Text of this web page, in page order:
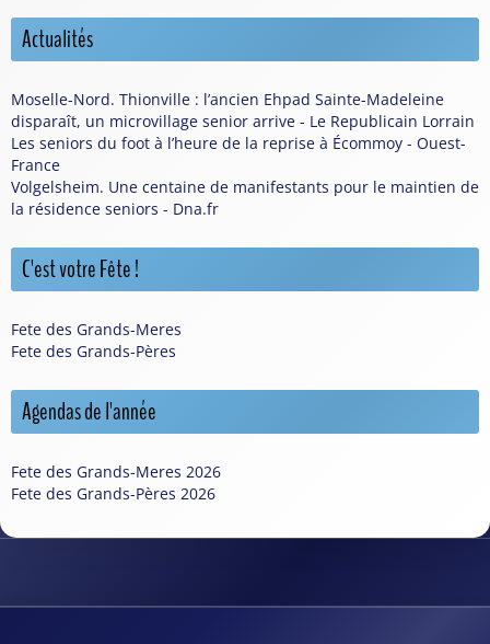
Actualités
Moselle-Nord. Thionville : l’ancien Ehpad Sainte-Madeleine
disparaît, un microvillage senior arrive - Le Republicain Lorrain
Les seniors du foot à l’heure de la reprise à Écommoy - Ouest-
France
Volgelsheim. Une centaine de manifestants pour le maintien de
la résidence seniors - Dna.fr
C'est votre Fête !
Fete des Grands-Meres
Fete des Grands-Pères
Agendas de l'année
Fete des Grands-Meres 2026
Fete des Grands-Pères 2026